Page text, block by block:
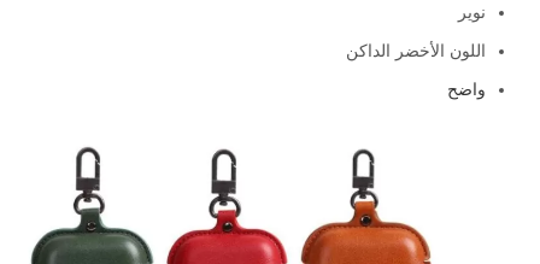
نوير
اللون الأخضر الداكن
واضح